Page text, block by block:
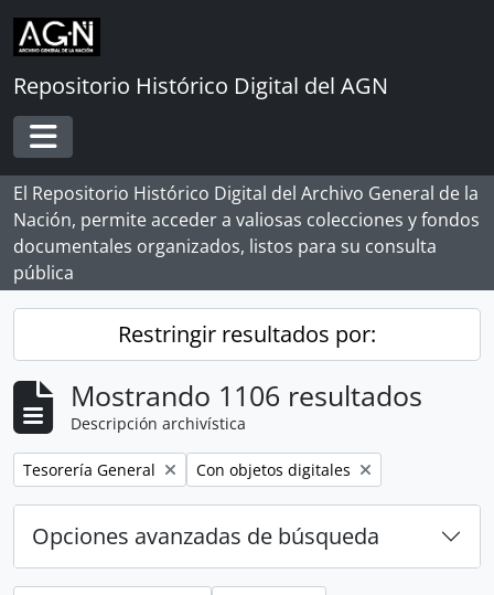
Skip to main content
Repositorio Histórico Digital del AGN
Toggle navigation
El Repositorio Histórico Digital del Archivo General de la
Nación, permite acceder a valiosas colecciones y fondos
documentales organizados, listos para su consulta
pública
Restringir resultados por:
Mostrando 1106 resultados
Descripción archivística
Remove filter:
Tesorería General Remove filter:
Con objetos digitales
Opciones avanzadas de búsqueda